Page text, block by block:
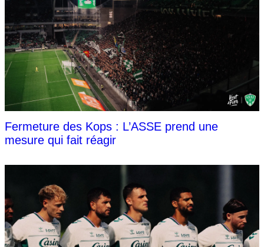
Fermeture des Kops : L’ASSE prend une
mesure qui fait réagir